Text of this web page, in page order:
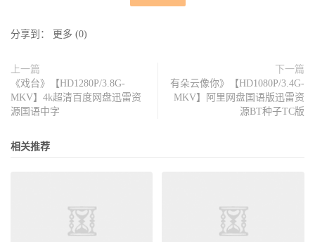
分享到： 更多 (0)
上一篇
《戏台》【HD1280P/3.8G-
MKV】4k超清百度网盘迅雷资
源国语中字
下一篇
有朵云像你》【HD1080P/3.4G-
MKV】阿里网盘国语版迅雷资
源BT种子TC版
相关推荐